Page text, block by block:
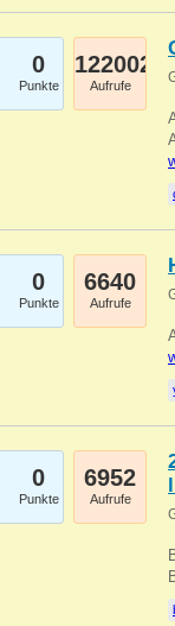
0
Punkte
122002
Aufrufe
0
Punkte
6640
Aufrufe
0
Punkte
6952
Aufrufe